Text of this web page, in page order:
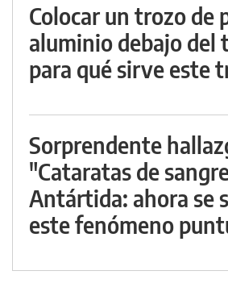
Colocar un trozo de
aluminio debajo del
para qué sirve este
Sorprendente
"Cataratas de
Antártida: ahora se
este fenómeno